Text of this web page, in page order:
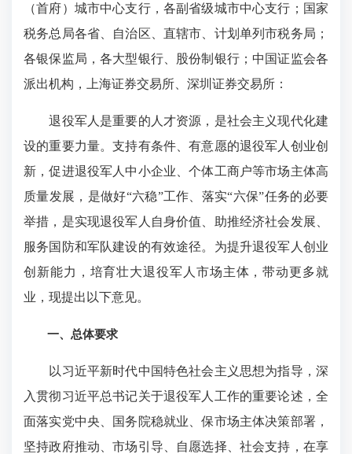
（首府）城市中心支行，各副省级城市中心支行；国家
税务总局各省、自治区、直辖市、计划单列市税务局；
各银保监局，各大型银行、股份制银行；中国证监会各
派出机构，上海证券交易所、深圳证券交易所：
退役军人是重要的人才资源，是社会主义现代化建
设的重要力量。支持有条件、有意愿的退役军人创业创
新，促进退役军人中小企业、个体工商户等市场主体高
质量发展，是做好“六稳”工作、落实“六保”任务的必要
举措，是实现退役军人自身价值、助推经济社会发展、
服务国防和军队建设的有效途径。为提升退役军人创业
创新能力，培育壮大退役军人市场主体，带动更多就
业，现提出以下意见。
一、总体要求
以习近平新时代中国特色社会主义思想为指导，深
入贯彻习近平总书记关于退役军人工作的重要论述，全
面落实党中央、国务院稳就业、保市场主体决策部署，
坚持政府推动、市场引导、自愿选择、社会支持，在享